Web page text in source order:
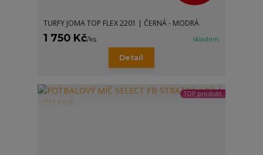
TURFY JOMA TOP FLEX 2201 | ČERNÁ - MODRÁ
1 750 Kč/ks skladem
Detail
TOP produkt